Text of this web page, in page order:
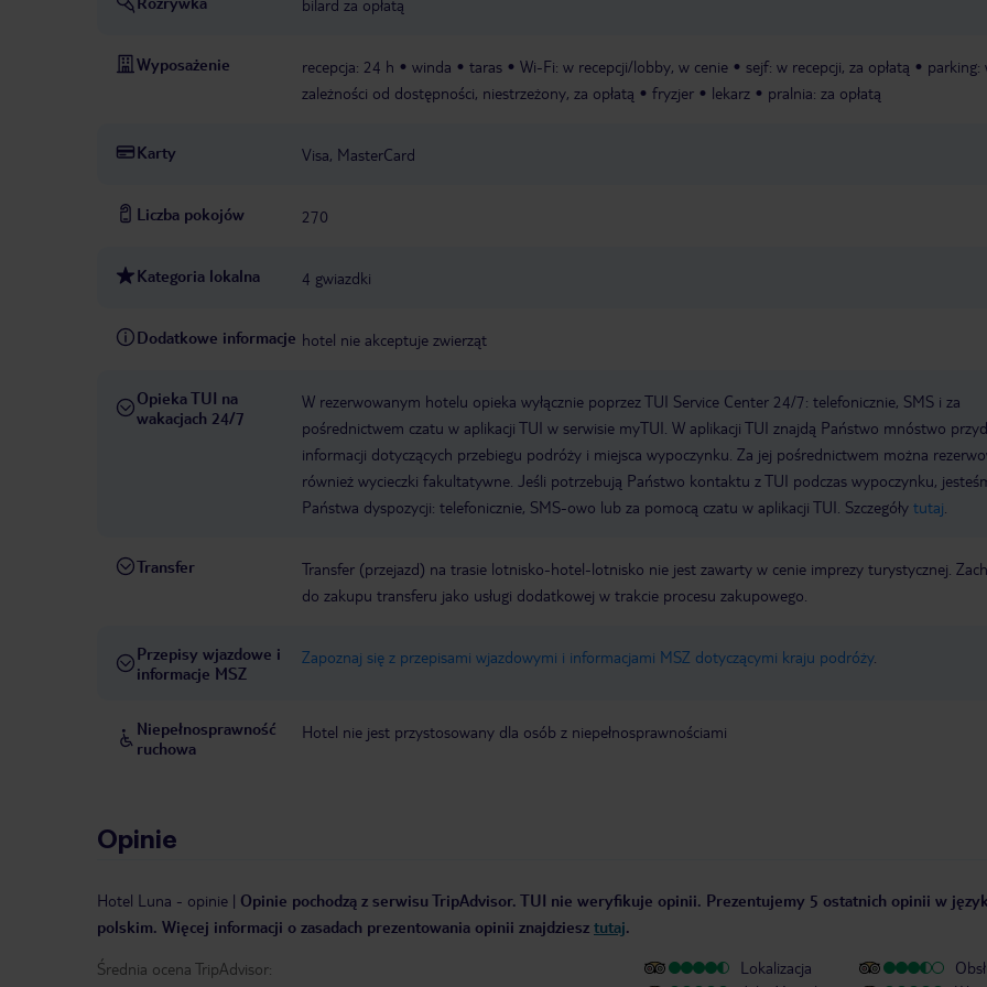
bilard za opłatą
Wyposażenie recepcja: 24 h winda taras Wi-Fi: w recepcji/lobby, w cenie sejf: w recepcji, za opłatą
parking:
zależności od dostępności, niestrzeżony, za opłatą
fryzjer lekarz pralnia: za opłatą
Karty Visa, MasterCard
Liczba pokojów 270
Kategoria lokalna 4 gwiazdki
Dodatkowe informacje hotel nie akceptuje zwierząt
Opieka TUI na
wakacjach 24/7
W rezerwowanym hotelu opieka wyłącznie poprzez TUI Service Center 24/7: telefonicznie, SMS i za
pośrednictwem czatu w aplikacji TUI w serwisie myTUI. W aplikacji TUI znajdą Państwo mnóstwo
informacji dotyczących przebiegu podróży i miejsca wypoczynku. Za jej pośrednictwem można
również wycieczki fakultatywne. Jeśli potrzebują Państwo kontaktu z TUI podczas wypoczynku,
Państwa dyspozycji: telefonicznie, SMS-owo lub za pomocą czatu w aplikacji TUI. Szczegóły tutaj
Transfer
Transfer (przejazd) na trasie lotnisko-hotel-lotnisko nie jest zawarty w cenie imprezy turystycznej.
do zakupu transferu jako usługi dodatkowej w trakcie procesu zakupowego.
Przepisy wjazdowe i
informacje MSZ
Zapoznaj się z przepisami wjazdowymi i informacjami MSZ dotyczącymi kraju podróży.
Niepełnosprawność
ruchowa
Hotel nie jest przystosowany dla osób z niepełnosprawnościami
Opinie
Hotel Luna - opinie | Opinie pochodzą z serwisu TripAdvisor. TUI nie weryfikuje opinii. Prezentujemy 5 ostatnich opinii w
polskim. Więcej informacji o zasadach prezentowania opinii znajdziesz tutaj.
Średnia ocena TripAdvisor:
Lokalizacja